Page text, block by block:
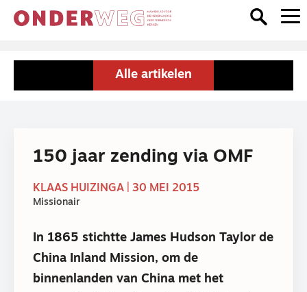
Alle artikelen
150 jaar zending via OMF
KLAAS HUIZINGA | 30 MEI 2015
Missionair
In 1865 stichtte James Hudson Taylor de
China Inland Mission, om de
binnenlanden van China met het